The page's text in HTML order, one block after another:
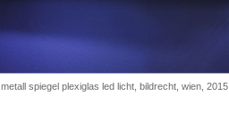
metall spiegel plexiglas led licht, bildrecht, wien, 2015